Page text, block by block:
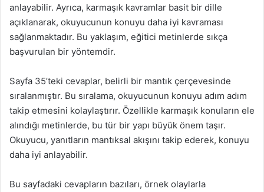
anlayabilir. Ayrıca, karmaşık kavramlar basit bir dille
açıklanarak, okuyucunun konuyu daha iyi kavraması
sağlanmaktadır. Bu yaklaşım, eğitici metinlerde sıkça
başvurulan bir yöntemdir.
Sayfa 35’teki cevaplar, belirli bir mantık çerçevesinde
sıralanmıştır. Bu sıralama, okuyucunun konuyu adım adım
takip etmesini kolaylaştırır. Özellikle karmaşık konuların ele
alındığı metinlerde, bu tür bir yapı büyük önem taşır.
Okuyucu, yanıtların mantıksal akışını takip ederek, konuyu
daha iyi anlayabilir.
Bu sayfadaki cevapların bazıları, örnek olaylarla